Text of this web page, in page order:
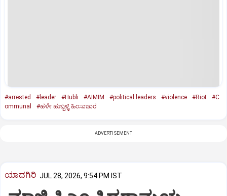
#arrested #leader #Hubli #AIMIM #political leaders #violence #Riot
#C
ommunal
#ಹಳೇ ಹುಬ್ಬಳ್ಳಿ ಹಿಂಸಾಚಾರ
ADVERTISEMENT
ಯಾದಗಿರಿ JUL 28, 2026, 9:54 PM IST